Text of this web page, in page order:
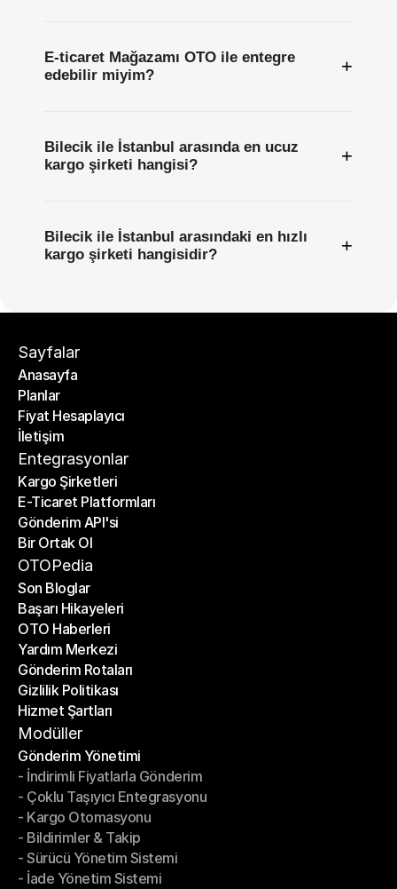
E-ticaret Mağazamı OTO ile entegre
edebilir miyim?
+
Bilecik ile İstanbul arasında en ucuz
kargo şirketi hangisi?
+
Bilecik ile İstanbul arasındaki en hızlı
kargo şirketi hangisidir?
+
Sayfalar
Anasayfa
Anasayfa
Planlar
Planlar
Fiyat Hesaplayıcı
Fiyat Hesaplayıcı
İletişim
İletişim
Entegrasyonlar
Kargo Şirketleri
Kargo Şirketleri
E-Ticaret Platformları
E-Ticaret Platformları
Gönderim API'si
Gönderim API'si
Bir Ortak Ol
Bir Ortak Ol
OTOPedia
Son Bloglar
Son Bloglar
Başarı Hikayeleri
Başarı Hikayeleri
OTO Haberleri
OTO Haberleri
Yardım Merkezi
Yardım Merkezi
Gönderim Rotaları
Gönderim Rotaları
Gizlilik Politikası
Gizlilik Politikası
Hizmet Şartları
Hizmet Şartları
Modüller
Gönderim Yönetimi
Gönderim Yönetimi
- İndirimli Fiyatlarla Gönderim
- İndirimli Fiyatlarla Gönderim
- Çoklu Taşıyıcı Entegrasyonu
- Çoklu Taşıyıcı Entegrasyonu
- Kargo Otomasyonu
- Kargo Otomasyonu
- Bildirimler & Takip
- Bildirimler & Takip
- Sürücü Yönetim Sistemi
- Sürücü Yönetim Sistemi
- İade Yönetim Sistemi